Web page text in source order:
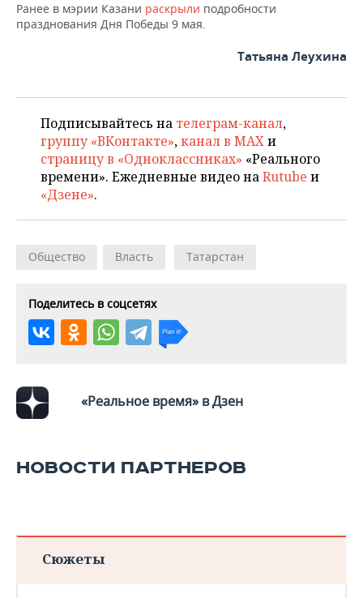
Ранее в мэрии Казани раскрыли подробности
празднования Дня Победы 9 мая.
Татьяна Леухина
Подписывайтесь на телеграм-канал,
группу «ВКонтакте»,канал в MAXи
страницу в «Одноклассниках» «Реального
времени». Ежедневные видео наRutube и
«Дзене».
Общество Власть Татарстан
Поделитесь в соцсетях
«Реальное время» в Дзен
НОВОСТИ ПАРТНЕРОВ
Сюжеты